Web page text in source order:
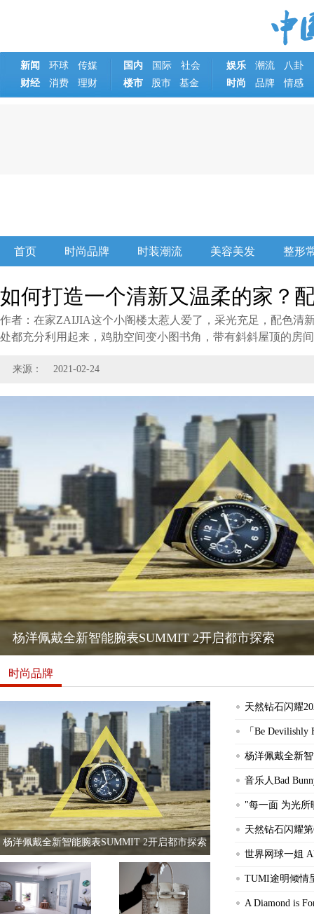
新闻 环球 传媒 国内 国际 社会 娱乐 潮流
八卦
财经
消费 理财 楼市 股市 基金 时尚 品牌 情感
首页 时尚品牌 时装潮流 美容美发 整形
如何打造一个清新又温柔的家？
作者：在家ZAIJIA这个小阁楼太惹人爱了，采光充足，配色清
处都充分利用起来，鸡肋空间变小图书角，带有斜斜屋顶的房
来源： 2021-02-24
杨洋佩戴全新智能腕表SUMMIT 2开启都市探索
如何打造一个清新又温柔的家？配色和植物是关键
时尚品牌
杨洋佩戴全新智能腕表SUMMIT 2开启都市探索
天然钻石闪耀
「Be Devilishly
杨洋佩戴全新
音乐人Bad
"每一面 为光所
天然钻石闪耀
世界网球一姐
TUMI途明倾情
A Diamond is